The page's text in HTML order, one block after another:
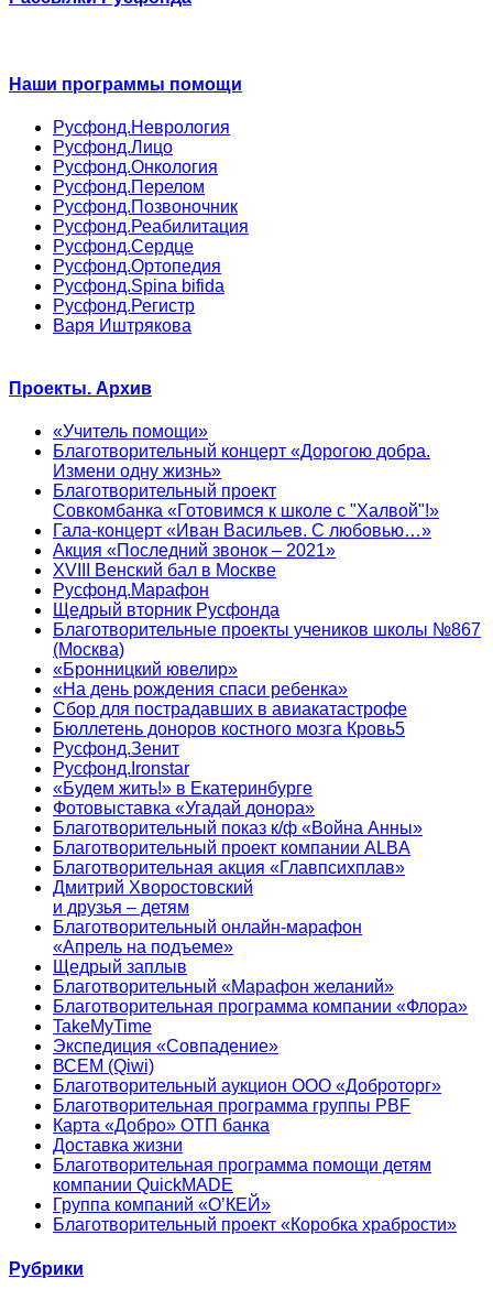
Наши программы помощи
Русфонд.Неврология
Русфонд.Лицо
Русфонд.Онкология
Русфонд.Перелом
Русфонд.Позвоночник
Русфонд.Реабилитация
Русфонд.Сердце
Русфонд.Ортопедия
Русфонд.Spina bifida
Русфонд.Регистр
Варя Иштрякова
Проекты. Архив
«Учитель помощи»
Благотворительный концерт «Дорогою добра.
Измени одну жизнь»
Благотворительный проект
Совкомбанка «Готовимся к школе с "Халвой"!»
Гала-концерт «Иван Васильев. С любовью…»
Акция «Последний звонок – 2021»
XVIII Венский бал в Москве
Русфонд.Марафон
Щедрый вторник Русфонда
Благотворительные проекты учеников школы №867
(Москва)
«Бронницкий ювелир»
«На день рождения спаси ребенка»
Сбор для пострадавших в авиакатастрофе
Бюллетень доноров костного мозга Кровь5
Русфонд.Зенит
Русфонд.Ironstar
«Будем жить!» в Екатеринбурге
Фотовыставка «Угадай донора»
Благотворительный показ к/ф «Война Анны»
Благотворительный проект компании ALBA
Благотворительная акция «Главпсихплав»
Дмитрий Хворостовский
и друзья – детям
Благотворительный онлайн‑марафон
«Апрель на подъеме»
Щедрый заплыв
Благотворительный «Марафон желаний»
Благотворительная программа компании «Флора»
TakeMyTime
Экспедиция «Совпадение»
ВСЕМ (Qiwi)
Благотворительный аукцион ООО «Доброторг»
Благотворительная программа группы PBF
Карта «Добро» ОТП банка
Доставка жизни
Благотворительная программа помощи детям
компании QuickMADE
Группа компаний «О’КЕЙ»
Благотворительный проект «Коробка храбрости»
Рубрики